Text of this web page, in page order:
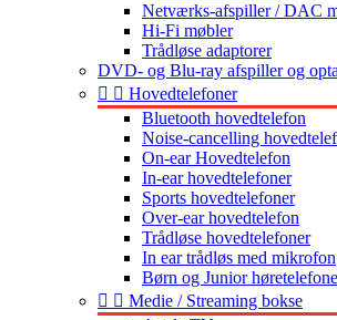
Netværks-afspiller / DAC
Hi-Fi møbler
Trådløse adaptorer
DVD- og Blu-ray afspiller og
  Hovedtelefoner
Bluetooth hovedtelefon
Noise-cancelling
On-ear Hovedtelefon
In-ear hovedtelefoner
Sports hovedtelefoner
Over-ear hovedtelefon
Trådløse hovedtelefoner
In ear trådløs med mikrofon
Børn og Junior
  Medie / Streaming bokse